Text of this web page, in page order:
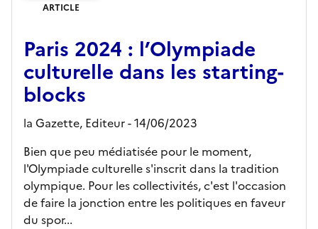
ARTICLE
Paris 2024 : l’Olympiade
culturelle dans les starting-
blocks
la Gazette, Editeur- 14/06/2023
Bien que peu médiatisée pour le moment,
l'Olympiade culturelle s'inscrit dans la tradition
olympique. Pour les collectivités, c'est l'occasion
de faire la jonction entre les politiques en faveur
du spor...